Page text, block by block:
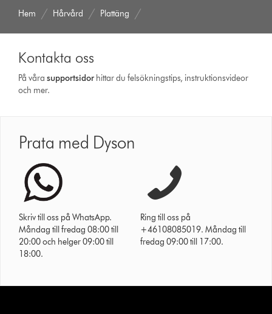
Hem Hårvård Plattäng
Kontakta oss
På vårasupport­sidor hittar du felsökningstips, instruktionsvideor
och mer.
Prata med Dyson
Skriv till oss på WhatsApp.
Måndag till fredag 08:00 till
20:00 och helger 09:00 till
18:00.
Ring till oss på
+46108085019. Måndag till
fredag 09:00 till 17:00.